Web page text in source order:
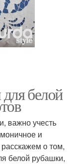
белой
важно учесть
и
о том,
белой рубашки,